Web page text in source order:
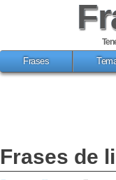
Frases
Frases de